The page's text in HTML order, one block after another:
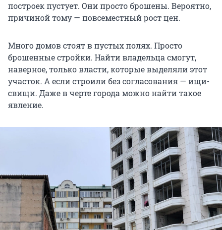
построек пустует. Они просто брошены. Вероятно,
причиной тому — повсеместный рост цен.
Много домов стоят в пустых полях. Просто
брошенные стройки. Найти владельца смогут,
наверное, только власти, которые выделяли этот
участок. А если строили без согласования — ищи-
свищи. Даже в черте города можно найти такое
явление.